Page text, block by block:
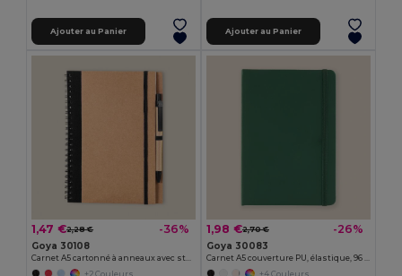
Ajouter au Panier Ajouter au Panier
1,47 €2,28 € -36%
Goya 30108
+2 Couleurs
1,98 €2,70 € -26%
Goya 30083
+4 Couleurs